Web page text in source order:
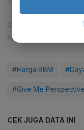
Reporter:
Abdul Azis
Editor:
#Harga BBM
#Give Me Perspective
CEK JUGA DATA INI